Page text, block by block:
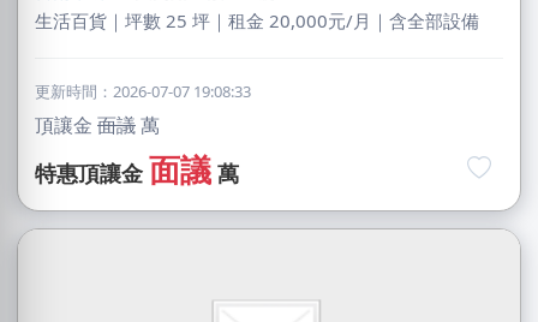
生活百貨｜坪數 25 坪｜租金 20,000元/月｜含全部設備
更新時間：2026-07-07 19:08:33
頂讓金 面議萬
特惠頂讓金 面議 萬